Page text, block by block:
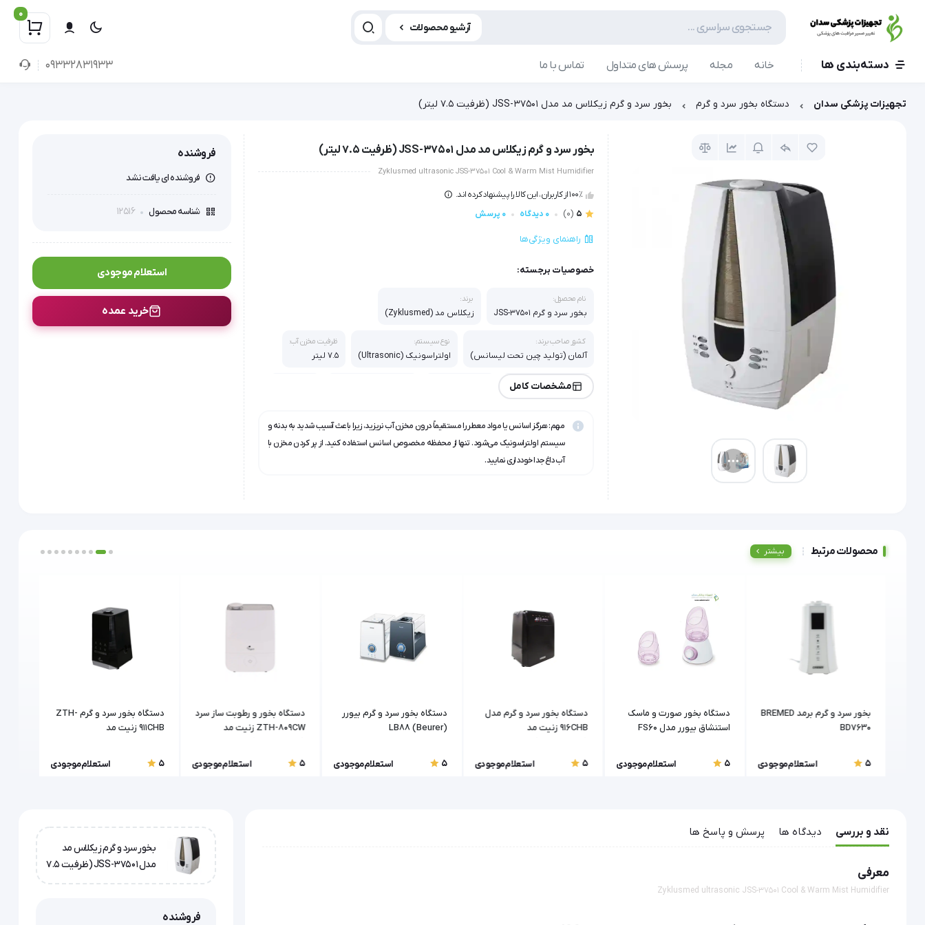
آرشیو محصولات
0
دسته‌بندی ها خانه مجله پرسش های متداول تماس با ما 09332831933
تجهیزات پزشکی سدان دستگاه بخور سرد و گرم بخور سرد و گرم زیکلاس مد مدل JSS-37501 (ظرفیت 7.5 لیتر)
بخور سرد و گرم زیکلاس مد مدل JSS-37501 (ظرفیت 7.5 لیتر)
Zyklusmed ultrasonic JSS-37501 Cool & Warm Mist Humidifier
100٪ از کاربران، این کالا را پیشنهاد کرده اند.
5
(0) 0 دیدگاه 0 پرسش
راهنمای ویژگی‌ها
خصوصیات برجسته:
نام محصول:
بخور سرد و گرم JSS-37501
برند:
زیکلاس مد (Zyklusmed)
کشور صاحب برند:
آلمان (تولید چین تحت لیسانس)
نوع سیستم:
اولتراسونیک (Ultrasonic)
ظرفیت مخزن آب:
7.5 لیتر
حداکثر خروجی بخار:
400 میلی‌لیتر در ساعت
گارانتی:
مشخصات کامل
مهم: هرگز اسانس یا مواد معطر را مستقیماً درون مخزن آب نریزید، زیرا باعث آسیب شدید به بدنه و
سیستم اولتراسونیک می‌شود. تنها از محفظه مخصوص اسانس استفاده کنید. از پر کردن مخزن با
آب داغ جدا خودداری نمایید.
فروشنده
فروشنده ای یافت نشد
شناسه محصول 12516
استعلام موجودی
خرید عمده
محصولات مرتبط بیشتر
بخور سرد و گرم برمد BREMED
BD7630
5 استعلام موجودی
دستگاه بخور صورت و ماسک
استنشاق بیورر مدل FS60
5 استعلام موجودی
دستگاه بخور سرد و گرم مدل
916CHB زنیت مد
5
استعلام موجودی
دستگاه بخور سرد و گرم بیورر
(Beurer) LB88
5 استعلام موجودی
دستگاه بخور و رطوبت ساز سرد
ZTH-809CW زنیت مد
5
استعلام موجودی
دستگاه بخور سرد و گرم ZTH-
911CHB زنیت مد
5 استعلام موجودی
نقد و بررسی دیدگاه ها پرسش و پاسخ ها
معرفی
Zyklusmed ultrasonic JSS-37501 Cool & Warm Mist Humidifier
بخور سرد و گرم زیکلاس مد
مدل JSS-37501 (ظرفیت 7.5
لیتر)
فروشنده